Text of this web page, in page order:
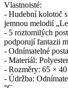
Vlastnoisté:
- Hudební kolotoč
jemnou melodií
- 5 roztomilých
podporují fantazii
- Odnímatelné
- Materiál: Polyester
- Rozměry: 65 ×
- Údržba: